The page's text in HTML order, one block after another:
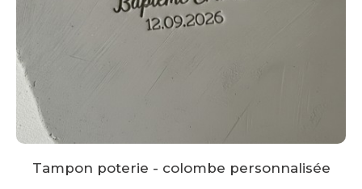
Tampon poterie - colombe personnalisée